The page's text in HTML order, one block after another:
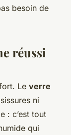
besoin de
réussi
Le verre
ni
: c’est tout
qui